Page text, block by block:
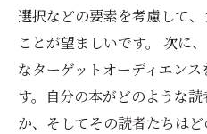
選択などの要素を考慮して
ことが望ましいです。 次に
なターゲットオーディエン
す。自分の本がどのような
か、そしてその読者たちは